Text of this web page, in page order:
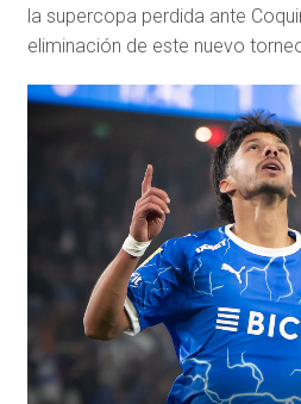
la supercopa perdida ante
eliminación de este nuevo